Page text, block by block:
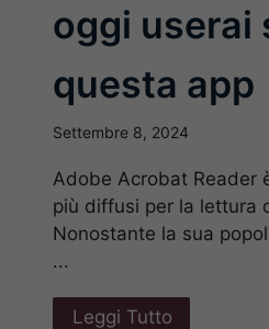
oggi userai
questa app
Settembre 8, 2024
Adobe Acrobat Reader
più diffusi per la lettura
Nonostante la sua
...
Leggi Tutto